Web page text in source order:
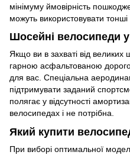
мінімуму ймовірність
можуть використовувати тонші
Шосейні велосипеди у
Якщо ви в захваті від великих
гарною асфальтованою
для вас. Спеціальна
підтримувати заданий
полягає у відсутності
велосипедах і не потрібна.
Який купити
При виборі оптимальної